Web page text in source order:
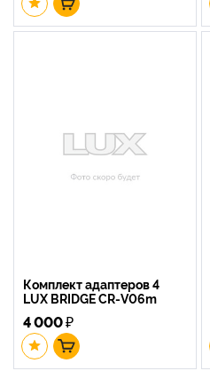
Комплект адаптеров 4
LUX BRIDGE CR-V06m
4 000₽